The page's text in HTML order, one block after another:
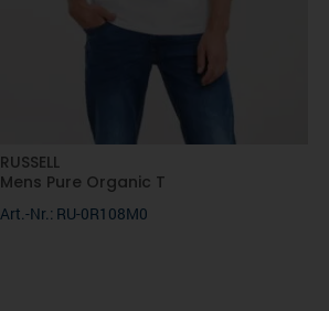
RUSSELL
Mens Pure Organic T
Art.-Nr.: RU-0R108M0